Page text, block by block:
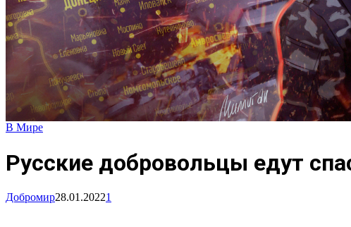
В Мире
Русские добровольцы едут
Добромир28.01.20221